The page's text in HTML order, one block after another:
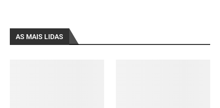
AS MAIS LIDAS